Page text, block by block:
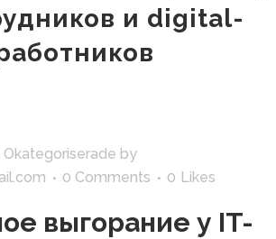
и digital-
Okategoriserade by
0 Comments 0 Likes
выгорание у IT-